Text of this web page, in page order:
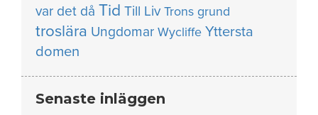
var det då Tid Till Liv Trons grund
troslära Ungdomar Wycliffe Yttersta
domen
Senaste inläggen